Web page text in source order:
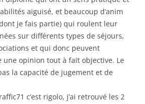
aiguisé, et beaucoup d’anim
je fais partie) qui roulent leur
sur différents types de séjours,
et qui donc peuvent
opinion tout à fait objective. Le
la capacité de jugement et de
c’est rigolo, j’ai retrouvé les 2